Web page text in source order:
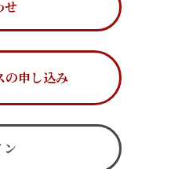
せ
の申し込み
ン